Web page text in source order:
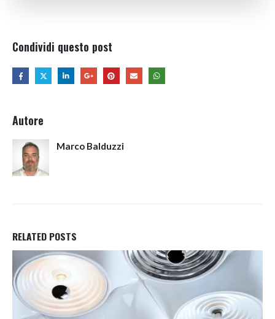
Condividi questo post
Autore
Marco Balduzzi
RELATED POSTS